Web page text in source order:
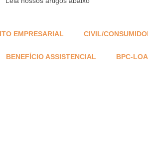
EMPRESARIAL CIVIL/
BENEFÍCIO ASSISTENCIAL BPC-